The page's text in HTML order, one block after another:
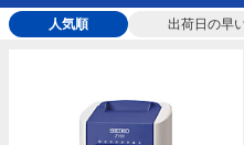
印字の基本構造のほか、月末自
れます。電子式は出退勤に関す
た賃金の計算まで対応します。
カードなどを使用して、コンピ
人気順 出荷日の早